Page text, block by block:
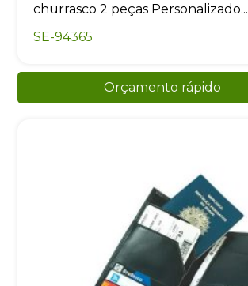
churrasco 2 peças Personalizado...
SE-94365
Orçamento rápido